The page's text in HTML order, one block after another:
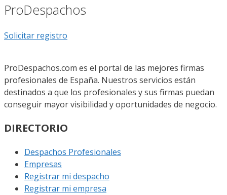
ProDespachos
Solicitar registro
ProDespachos.com es el portal de las mejores firmas
profesionales de España. Nuestros servicios están
destinados a que los profesionales y sus firmas puedan
conseguir mayor visibilidad y oportunidades de negocio.
DIRECTORIO
Despachos Profesionales
Empresas
Registrar mi despacho
Registrar mi empresa